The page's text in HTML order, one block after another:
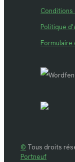
Politique
© Tous droits
Portneuf